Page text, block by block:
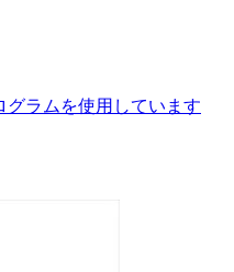
ラムを使用しています